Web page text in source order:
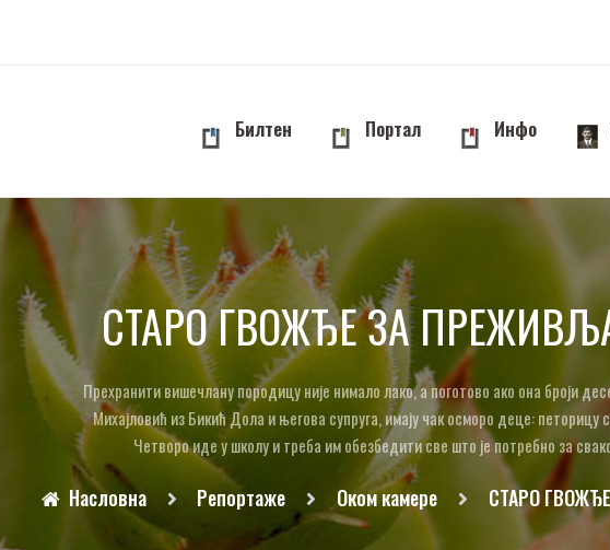
Билтен Портал Инфо
СТАРО ГВОЖЂЕ ЗА
Прехранити вишечлану породицу није нимало лако, а поготово ако она броји
Михајловић из Бикић Дола и његова супруга, имају чак осморо деце: петорицу
Четворо иде у школу и треба им обезбедити све што је потребно за
Насловна Репортаже Оком камере СТАРО